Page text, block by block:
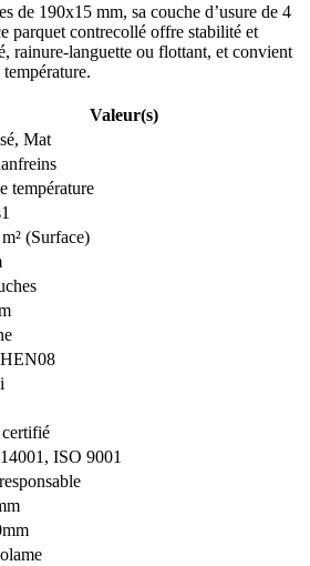
de 190x15 mm, sa couche d’usure de 4
parquet contrecollé offre stabilité et
rainure-languette ou flottant, et convient
Valeur(s)
Mat
température
(Surface)
ISO 9001